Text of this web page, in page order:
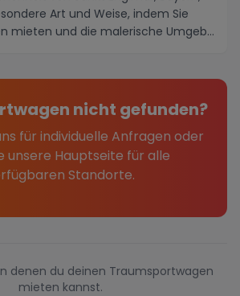
Art und Weise, indem Sie
mieten und die malerische Umgeb...
nicht gefunden?
für individuelle Anfragen oder
unsere Hauptseite für alle
Standorte.
denen du deinen Traumsportwagen
mieten kannst.